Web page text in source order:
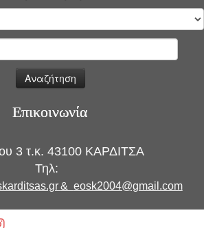
Επικοινωνία
3 τ.κ. 43100 ΚΑΡΔΙΤΣΑ
Τηλ:
& eosk2004@gmail.com